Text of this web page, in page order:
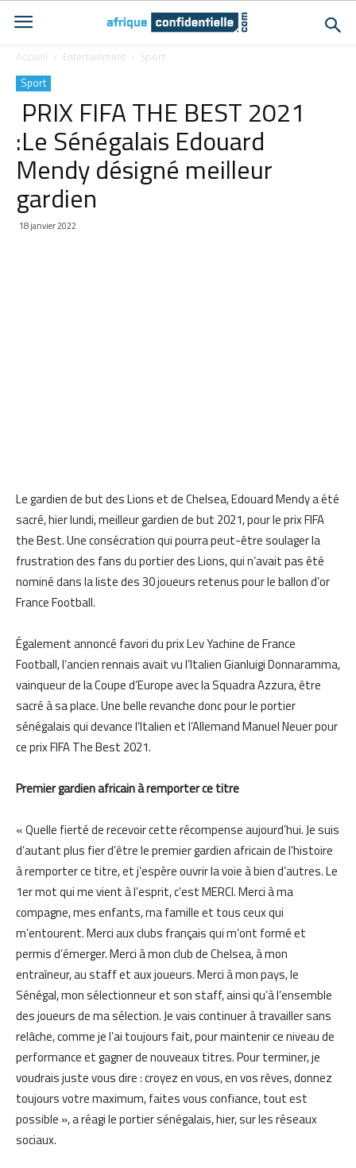
Accueil Entertainment Sport
Sport
PRIX FIFA THE BEST 2021
:Le Sénégalais Edouard
Mendy désigné meilleur
gardien
18 janvier 2022
Le gardien de but des Lions et de Chelsea, Edouard Mendy a été
sacré, hier lundi, meilleur gardien de but 2021, pour le prix FIFA
the Best. Une consécration qui pourra peut-être soulager la
frustration des fans du portier des Lions, qui n’avait pas été
nominé dans la liste des 30 joueurs retenus pour le ballon d’or
France Football.
Également annoncé favori du prix Lev Yachine de France
Football, l’ancien rennais avait vu l’Italien Gianluigi Donnaramma,
vainqueur de la Coupe d’Europe avec la Squadra Azzura, être
sacré à sa place. Une belle revanche donc pour le portier
sénégalais qui devance l’Italien et l’Allemand Manuel Neuer pour
ce prix FIFA The Best 2021.
Premier gardien africain à remporter ce titre
« Quelle fierté de recevoir cette récompense aujourd’hui. Je suis
d’autant plus fier d’être le premier gardien africain de l’histoire
à remporter ce titre, et j’espère ouvrir la voie à bien d’autres. Le
1er mot qui me vient à l’esprit, c’est MERCI. Merci à ma
compagne, mes enfants, ma famille et tous ceux qui
m’entourent. Merci aux clubs français qui m’ont formé et
permis d’émerger. Merci à mon club de Chelsea, à mon
entraîneur, au staff et aux joueurs. Merci à mon pays, le
Sénégal, mon sélectionneur et son staff, ainsi qu’à l’ensemble
des joueurs de ma sélection. Je vais continuer à travailler sans
relâche, comme je l’ai toujours fait, pour maintenir ce niveau de
performance et gagner de nouveaux titres. Pour terminer, je
voudrais juste vous dire : croyez en vous, en vos rêves, donnez
toujours votre maximum, faites vous confiance, tout est
possible », a réagi le portier sénégalais, hier, sur les réseaux
sociaux.